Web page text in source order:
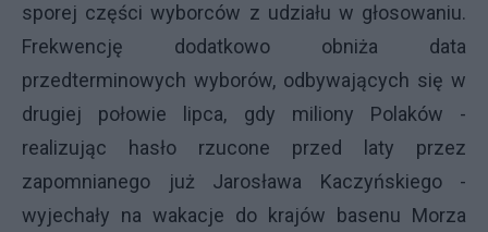
sporej części wyborców z udziału w głosowaniu.
Frekwencję dodatkowo obniża data
przedterminowych wyborów, odbywających się w
drugiej połowie lipca, gdy miliony Polaków -
realizując hasło rzucone przed laty przez
zapomnianego już Jarosława Kaczyńskiego -
wyjechały na wakacje do krajów basenu Morza